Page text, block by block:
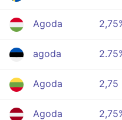
Agoda
agoda
Agoda 2,75
Agoda